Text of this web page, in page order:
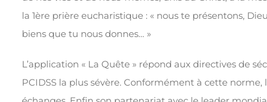
la 1ère prière eucharistique : « nous te présentons,
biens que tu nous donnes… »
L’application « La Quête » répond aux directives de
PCIDSS la plus sévère. Conformément à cette